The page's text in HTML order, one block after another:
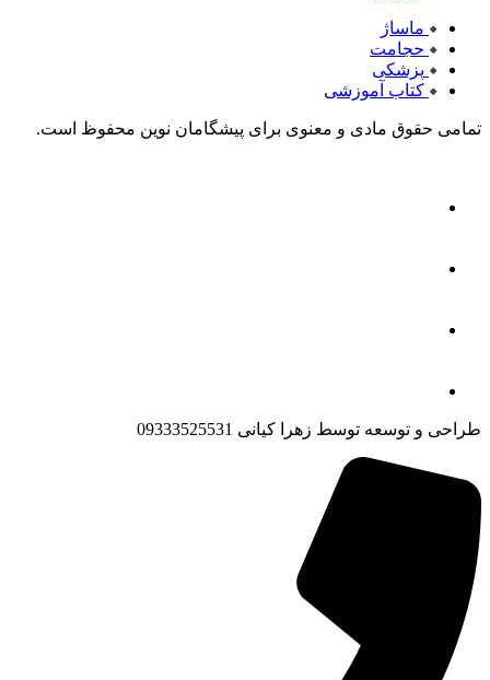
ماساژ
حجامت
پزشکی
کتاب آموزشی
تمامی حقوق مادی و معنوی برای پیشگامان نوین محفوظ است.
طراحی و توسعه توسط زهرا کیانی 09333525531